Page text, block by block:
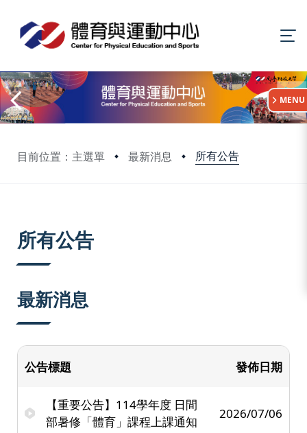
目前位置：主選單 最新消息 所有公告
:::
MENU
所有公告
最新消息
公告標題 發佈日期
【重要公告】114學年度 日間
部暑修「體育」課程上課通知
2026/07/06